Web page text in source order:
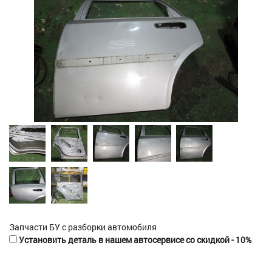
Запчасти БУ с разборки автомобиля
Установить деталь в нашем автосервисе со скидкой - 10%